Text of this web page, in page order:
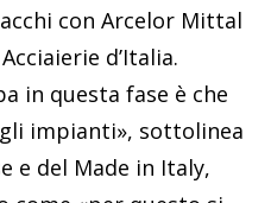
con Arcelor Mittal
d’Italia.
in questa fase è che
impianti», sottolinea
e del Made in Italy,